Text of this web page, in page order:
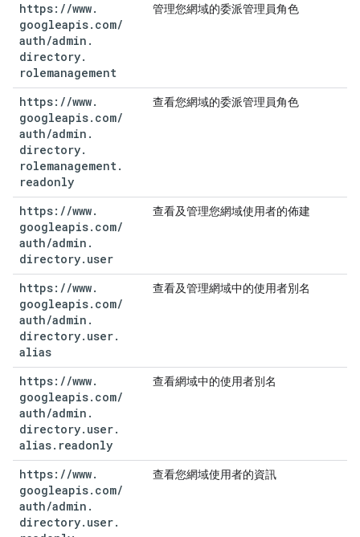
https: //www.
googleapis. com/
auth/admin .
directory.
rolemanagement
管理您網域的委派管理員角色
https: //www.
googleapis. com/
auth/admin .
directory.
rolemanagement.
readonly
查看您網域的委派管理員角色
https: //www.
googleapis. com/
auth/admin .
directory. user
查看及管理您網域使用者的佈建
https: //www.
googleapis. com/
auth/admin .
directory. user.
alias
查看及管理網域中的使用者別名
https: //www.
googleapis. com/
auth/admin .
directory. user.
alias. readonly
查看網域中的使用者別名
https: //www.
googleapis. com/
auth/admin .
directory. user.
查看您網域使用者的資訊